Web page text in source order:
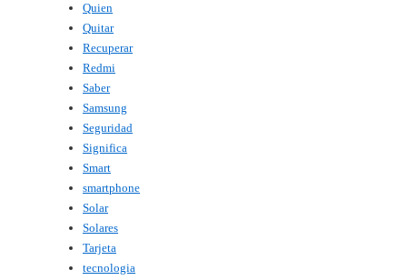
Quien
Quitar
Recuperar
Redmi
Saber
Samsung
Seguridad
Significa
Smart
smartphone
Solar
Solares
Tarjeta
tecnologia